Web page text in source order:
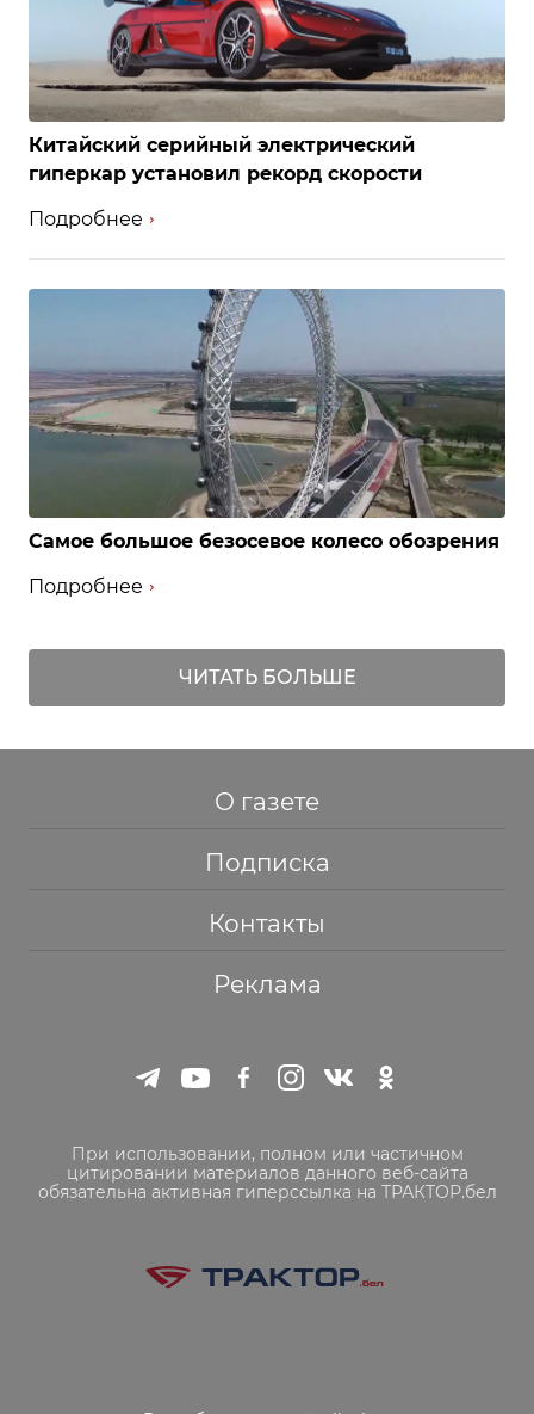
Китайский серийный электрический
гиперкар установил рекорд скорости
Подробнее
Самое большое безосевое колесо обозрения
Подробнее
ЧИТАТЬ БОЛЬШЕ
О газете
Подписка
Контакты
Реклама
При использовании, полном или частичном
цитировании материалов данного веб-сайта
обязательна активная гиперссылка на ТРАКТОР.бел